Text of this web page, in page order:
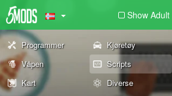
Show Adult
Programmer Kjøretøy
Våpen
Scripts
Kart
Diverse